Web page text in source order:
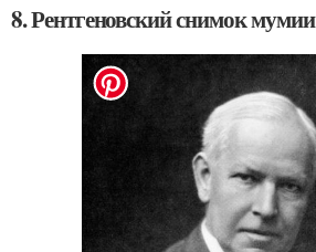
8. Рентгеновский снимок мумии